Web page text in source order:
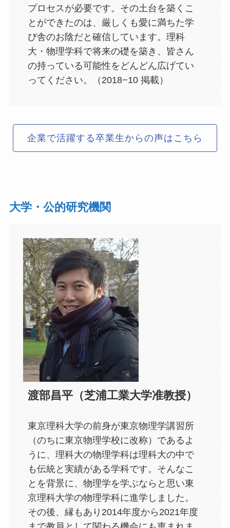
プロセスが必要です。その土台を築くこ
とができたのは、厳しくも愛に満ちた学
び舎のお陰だと確信しています。理科
大・物理学科で将来の礎を築き、皆さん
の持っている可能性をどんどん広げてい
ってください。（2018−10 掲載）
企業で活躍する卒業生からの声はこちら
大学・公的研究機関
渡部昌平（芝浦工業大学准教授）
東京理科大学の前身が東京物理学講習所
（のちに東京物理学校に改称）であるよ
うに、理科大の物理学科は理科大の中で
も伝統と実績がある学科です。そんなこ
とを背景に、物理学を学ぶならと思い東
京理科大学の物理学科に進学しました。
その後、縁もあり2014年度から2021年度